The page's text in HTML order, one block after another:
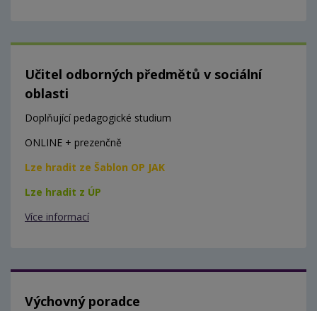
Učitel odborných předmětů v sociální
oblasti
Doplňující pedagogické studium
ONLINE + prezenčně
Lze hradit ze Šablon OP JAK
Lze hradit z ÚP
Více informací
Výchovný poradce